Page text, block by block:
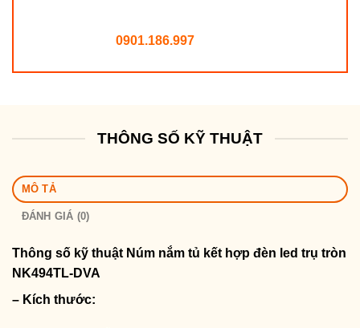
0901.186.997
THÔNG SỐ KỸ THUẬT
MÔ TẢ
ĐÁNH GIÁ (0)
Thông số kỹ thuật Núm nắm tủ kết hợp đèn led trụ tròn
NK494TL-DVA
– Kích thước: